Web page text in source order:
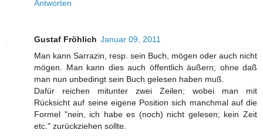
Antworten
Gustaf Fröhlich Januar 09, 2011
Man kann Sarrazin, resp. sein Buch, mögen oder auch nicht
mögen. Man kann dies auch öffentlich äußern; ohne daß
man nun unbedingt sein Buch gelesen haben muß.
Dafür reichen mitunter zwei Zeilen; wobei man mit
Rücksicht auf seine eigene Position sich manchmal auf die
Formel "nein, ich habe es (noch) nicht gelesen; kein Zeit
etc." zurückziehen sollte.